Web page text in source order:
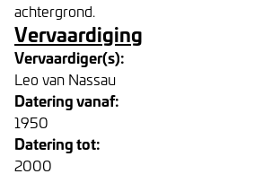
achtergrond.
Vervaardiging
Vervaardiger(s):
Leo van Nassau
Datering vanaf:
1950
Datering tot:
2000